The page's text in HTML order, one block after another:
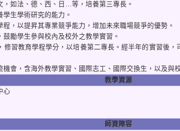
，如法、德、西、日…等，培養第三專長。
生學術研究的能力。
，以提昇其專業競爭能力，增加未來職場競爭的優勢。
勵學生參與校內及校外之教學實習。
修習教育學程學分，以培養第二專長。經半年的實習後
會，含海外教學實習、國際志工、國際交換生，以及與
教學資源
心
師資陣容